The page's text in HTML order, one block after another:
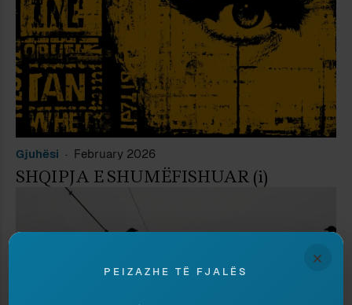
Gjuhësi February 2026
SHQIPJA E SHUMËFISHUAR (i)
×
PEIZAZHE TË FJALËS